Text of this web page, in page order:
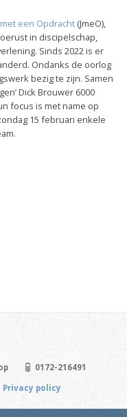
een Opdracht (JmeO),
in discipelschap,
Sinds 2022 is er
Ondanks de oorlog
bezig te zijn. Samen
Dick Brouwer 6000
focus is met name op
15 februari enkele
0172-216491
Privacy policy